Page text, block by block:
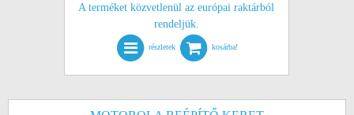
A terméket közvetlenül az európai raktárból
rendeljük.
részletek kosárba!